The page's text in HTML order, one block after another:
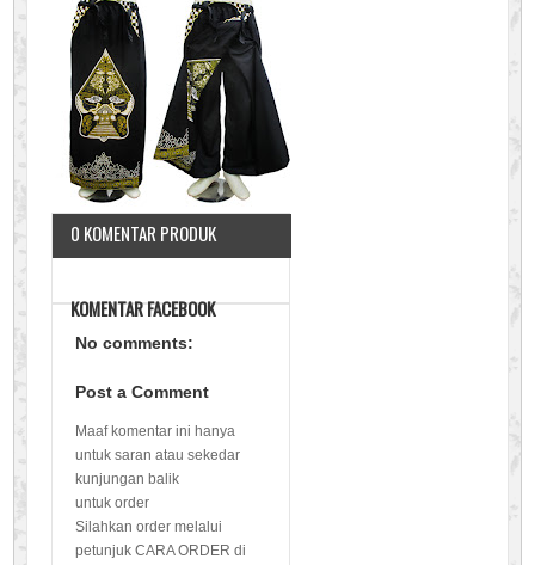
0 KOMENTAR PRODUK
KOMENTAR FACEBOOK
No comments:
Post a Comment
Maaf komentar ini hanya
untuk saran atau sekedar
kunjungan balik
untuk order
Silahkan order melalui
petunjuk CARA ORDER di